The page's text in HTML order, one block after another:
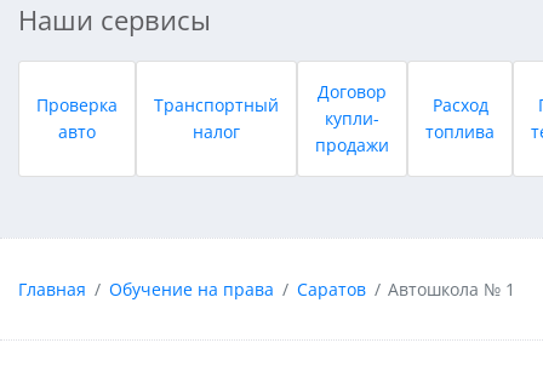
Наши сервисы
Проверка
авто
Транспортный
налог
Договор
купли-
продажи
Расход
топлива
Главная Обучение на права Саратов Автошкола № 1